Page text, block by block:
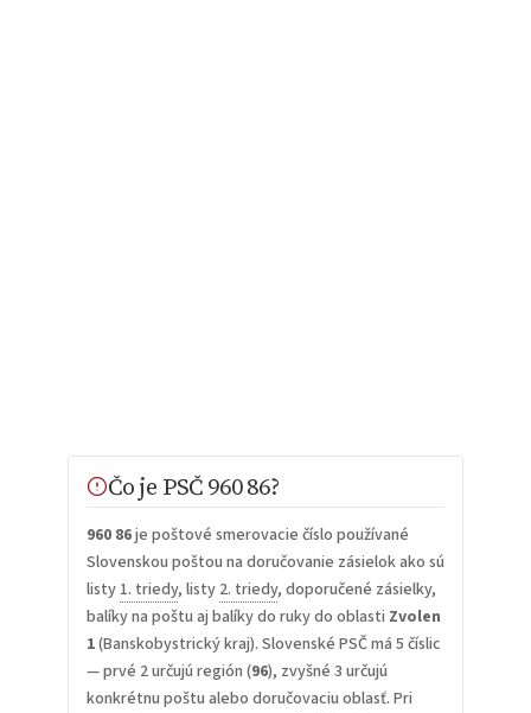
Čo je PSČ 960 86?
960 86je poštové smerovacie číslo používané
Slovenskou poštou na doručovanie zásielok ako sú
listy 1. triedy, listy 2. triedy, doporučené zásielky,
balíky na poštu aj balíky do ruky do oblasti Zvolen
1(Banskobystrický kraj). Slovenské PSČ má 5 číslic
— prvé 2 určujú región (96), zvyšné 3 určujú
konkrétnu poštu alebo doručovaciu oblasť. Pri